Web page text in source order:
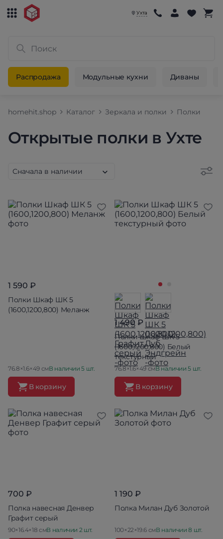
Ухта
Распродажа Модульные кухни Диваны
homehit.shop Каталог Зеркала и полки Полки
Открытые полки в Ухте
1 590 ₽
Полки Шкаф ШК 5
(1600,1200,800) Меланж
76.8×1.6×49 смВ наличии 5 шт.
В корзину
1 490 ₽
Полки Шкаф ШК 5
(1600,1200,800) Белый
текстурный
76.8×1.6×49 смВ наличии 5 шт.
В корзину
700 ₽
Полка навесная Денвер
Графит серый
90×16.4×18 смВ наличии 2 шт.
1 190 ₽
Полка Милан Дуб Золотой
100×22×19.6 смВ наличии 8 шт.